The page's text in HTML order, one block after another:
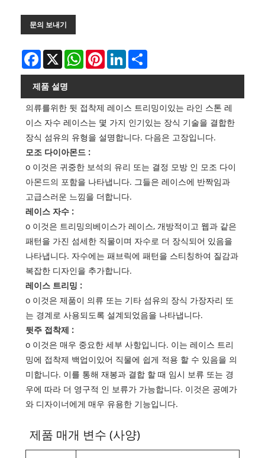
문의 보내기
Facebook
X WhatsAppPinterestLinkedIn
제품 설명
의류를위한 뒷 접착제 레이스 트리밍이있는 라인 스톤 레
이스 자수 레이스는 몇 가지 인기있는 장식 기술을 결합한
장식 섬유의 유형을 설명합니다. 다음은 고장입니다.
모조 다이아몬드 :
o 이것은 귀중한 보석의 유리 또는 결정 모방 인 모조 다이
아몬드의 포함을 나타냅니다. 그들은 레이스에 반짝임과
고급스러운 느낌을 더합니다.
레이스 자수 :
o 이것은 트리밍의베이스가 레이스, 개방적이고 웹과 같은
패턴을 가진 섬세한 직물이며 자수로 더 장식되어 있음을
나타냅니다. 자수에는 패브릭에 패턴을 스티칭하여 질감과
복잡한 디자인을 추가합니다.
레이스 트리밍 :
o 이것은 제품이 의류 또는 기타 섬유의 장식 가장자리 또
는 경계로 사용되도록 설계되었음을 나타냅니다.
뒷주 접착제 :
o 이것은 매우 중요한 세부 사항입니다. 이는 레이스 트리
밍에 접착제 백업이있어 직물에 쉽게 적용 할 수 있음을 의
미합니다. 이를 통해 재봉과 결합 할 때 임시 보류 또는 경
우에 따라 더 영구적 인 보류가 가능합니다. 이것은 공예가
와 디자이너에게 매우 유용한 기능입니다.
제품 매개 변수 (사양)